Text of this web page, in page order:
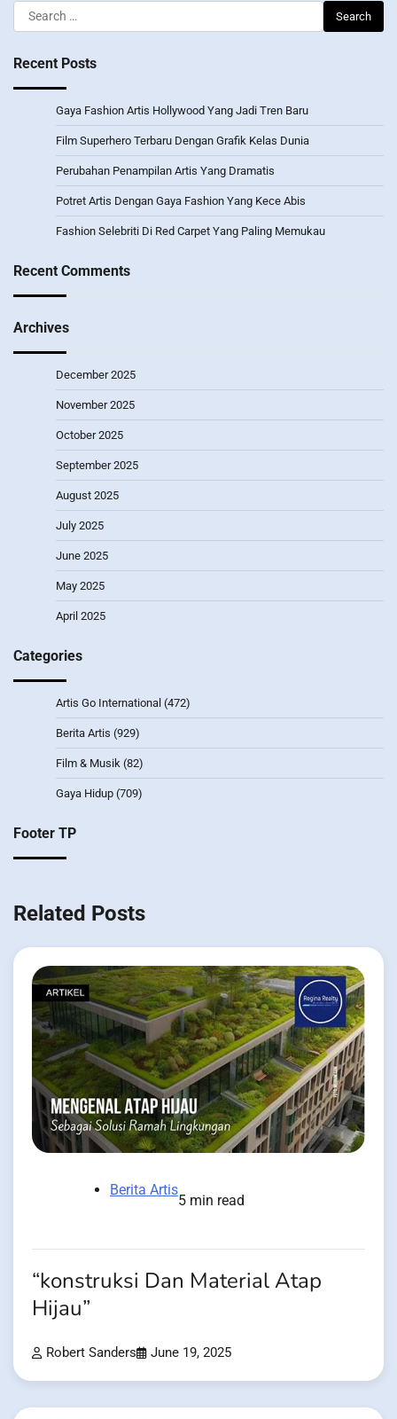
Search
for:
Recent Posts
Gaya Fashion Artis Hollywood Yang Jadi Tren Baru
Film Superhero Terbaru Dengan Grafik Kelas Dunia
Perubahan Penampilan Artis Yang Dramatis
Potret Artis Dengan Gaya Fashion Yang Kece Abis
Fashion Selebriti Di Red Carpet Yang Paling Memukau
Recent Comments
Archives
December 2025
November 2025
October 2025
September 2025
August 2025
July 2025
June 2025
May 2025
April 2025
Categories
Artis Go International (472)
Berita Artis (929)
Film & Musik (82)
Gaya Hidup (709)
Footer TP
Related Posts
Berita Artis
5 min read
“konstruksi Dan Material Atap
Hijau”
Robert Sanders June 19, 2025